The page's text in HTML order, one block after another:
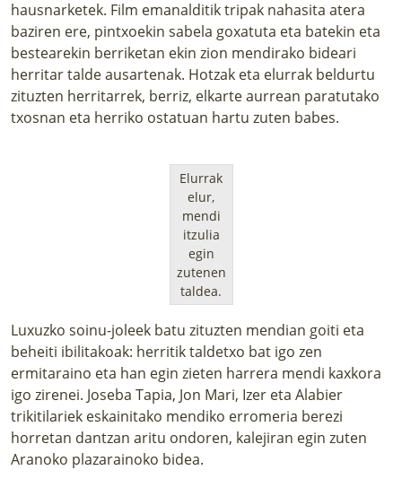
hausnarketek. Film emanalditik tripak nahasita atera
baziren ere, pintxoekin sabela goxatuta eta batekin eta
bestearekin berriketan ekin zion mendirako bideari
herritar talde ausartenak. Hotzak eta elurrak beldurtu
zituzten herritarrek, berriz, elkarte aurrean paratutako
txosnan eta herriko ostatuan hartu zuten babes.
Elurrak
elur,
mendi
itzulia
egin
zutenen
taldea.
Luxuzko soinu-joleek batu zituzten mendian goiti eta
beheiti ibilitakoak: herritik taldetxo bat igo zen
ermitaraino eta han egin zieten harrera mendi kaxkora
igo zirenei. Joseba Tapia, Jon Mari, Izer eta Alabier
trikitilariek eskainitako mendiko erromeria berezi
horretan dantzan aritu ondoren, kalejiran egin zuten
Aranoko plazarainoko bidea.